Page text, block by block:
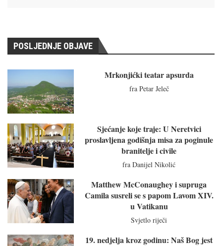
POSLJEDNJE OBJAVE
Mrkonjićki teatar apsurda
fra Petar Jeleč
Sjećanje koje traje: U Neretvici
proslavljena godišnja misa za poginule
branitelje i civile
fra Danijel Nikolić
Matthew McConaughey i supruga
Camila susreli se s papom Lavom XIV.
u Vatikanu
Svjetlo riječi
19. nedjelja kroz godinu: Naš Bog jest